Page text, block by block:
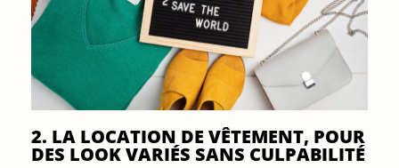
2. LA LOCATION DE VÊTEMENT, POUR
DES LOOK VARIÉS SANS CULPABILITÉ